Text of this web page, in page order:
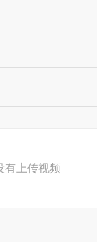
有上传视频